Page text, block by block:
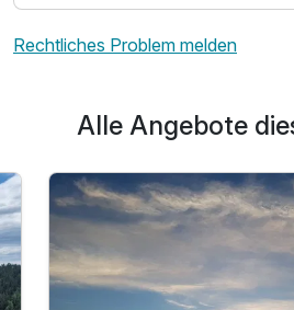
Rechtliches Problem melden
Alle Angebote